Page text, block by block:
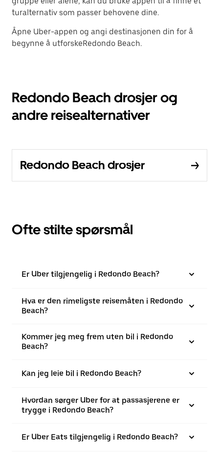
turalternativ som passer behovene dine.
Åpne Uber-appen og angi destinasjonen din for å
begynne å utforskeRedondo Beach.
Redondo Beach drosjer og
andre reisealternativer
Redondo Beach drosjer
Ofte stilte spørsmål
Er Uber tilgjengelig i Redondo Beach?
Hva er den rimeligste reisemåten i Redondo
Beach?
Kommer jeg meg frem uten bil i Redondo
Beach?
Kan jeg leie bil i Redondo Beach?
Hvordan sørger Uber for at passasjerene er
trygge i Redondo Beach?
Er Uber Eats tilgjengelig i Redondo Beach?